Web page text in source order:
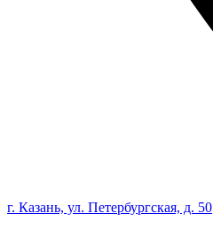
г. Казань, ул. Петербургская, д. 50